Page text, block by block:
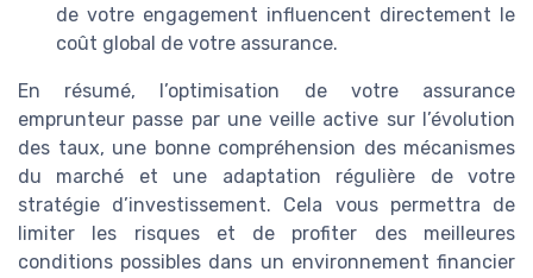
de votre engagement influencent directement le
coût global de votre assurance.
En résumé, l’optimisation de votre assurance
emprunteur passe par une veille active sur l’évolution
des taux, une bonne compréhension des mécanismes
du marché et une adaptation régulière de votre
stratégie d’investissement. Cela vous permettra de
limiter les risques et de profiter des meilleures
conditions possibles dans un environnement financier